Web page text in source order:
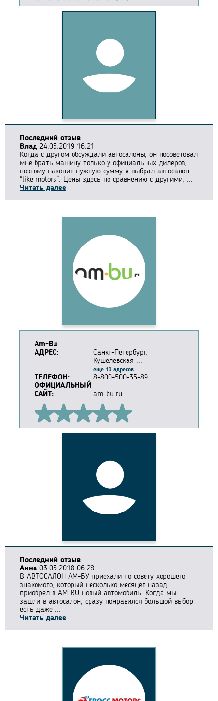
Последний отзыв
Влад 24.05.2019 16:21
Когда с другом обсуждали автосалоны, он посоветовал
мне брать машину только у официальных дилеров,
поэтому накопив нужную сумму я выбрал автосалон
"like motors". Цены здесь по сравнению с другими, ...
Читать далее
Am-Bu
АДРЕС:
Санкт-Петербург,
Кушелевская ...
еще 10 адресов
ТЕЛЕФОН:
8-800-500-35-89
ОФИЦИАЛЬНЫЙ
САЙТ:
am-bu.ru
Последний отзыв
Анна 03.05.2018 06:28
В АВТОСАЛОН АМ-БУ приехали по совету хорошего
знакомого, который несколько месяцев назад
приобрел в AM-BU новый автомобиль. Когда мы
зашли в автосалон, сразу понравился большой выбор
есть даже ...
Читать далее